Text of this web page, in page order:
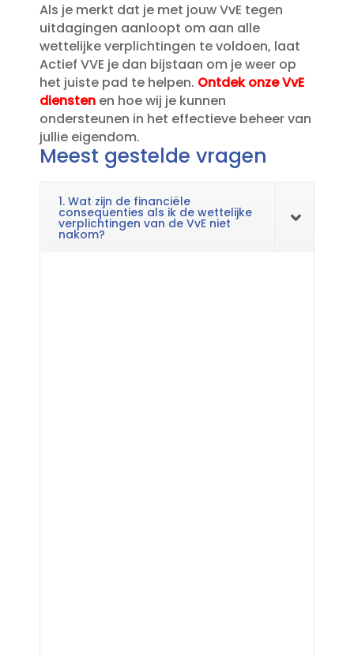
Als je merkt dat je met jouw VvE tegen
uitdagingen aanloopt om aan alle
wettelijke verplichtingen te voldoen, laat
Actief VVE je dan bijstaan om je weer op
het juiste pad te helpen.​ Ontdek onze VvE
dienstenen hoe wij je kunnen
ondersteunen in het effectieve beheer van
jullie eigendom.​
Meest gestelde vragen
1. Wat zijn de financiële
consequenties als ik de wettelijke
verplichtingen van de VvE niet
nakom?